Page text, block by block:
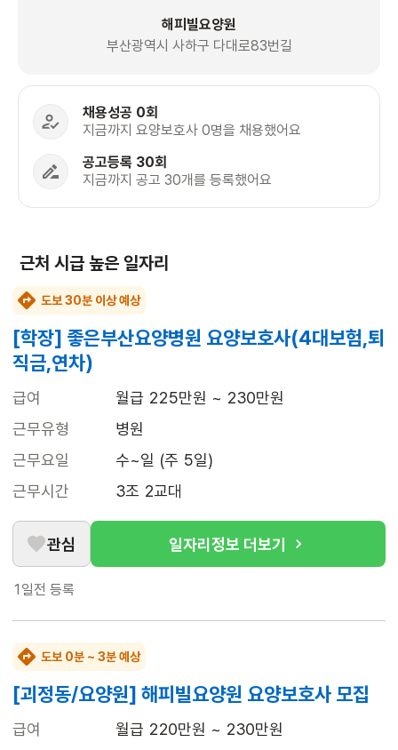
해피빌요양원
부산광역시 사하구 다대로83번길
채용성공 0회
지금까지 요양보호사 0명을 채용했어요
공고등록 30회
지금까지 공고 30개를 등록했어요
근처 시급 높은 일자리
도보 30분 이상 예상
[학장] 좋은부산요양병원 요양보호사(4대보험,퇴
직금,연차)
급여
월급 225만원 ~ 230만원
근무유형
병원
근무요일
수~일 (주 5일)
근무시간
3조 2교대
관심 일자리정보 더보기
1일전 등록
도보 0분 ~ 3분 예상
[괴정동/요양원] 해피빌요양원 요양보호사 모집
급여
월급 220만원 ~ 230만원